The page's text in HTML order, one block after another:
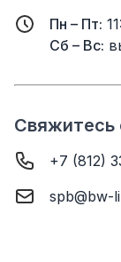
Пн – Пт:
Сб – Вс:
Свяжитесь
+7 (812)
spb@bw-